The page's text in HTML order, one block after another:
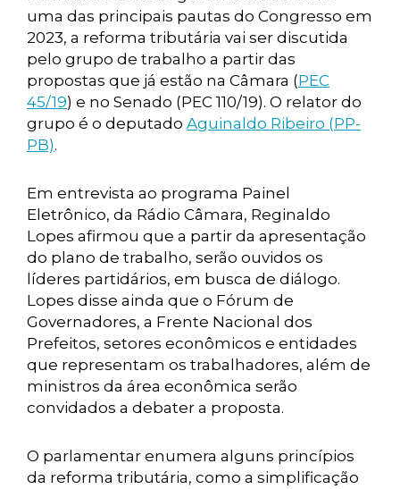
uma das principais pautas do Congresso em
2023, a reforma tributária vai ser discutida
pelo grupo de trabalho a partir das
propostas que já estão na Câmara (PEC
45/19) e no Senado (PEC 110/19). O relator do
grupo é o deputado Aguinaldo Ribeiro (PP-
PB).
Em entrevista ao programa Painel
Eletrônico, da Rádio Câmara, Reginaldo
Lopes afirmou que a partir da apresentação
do plano de trabalho, serão ouvidos os
líderes partidários, em busca de diálogo.
Lopes disse ainda que o Fórum de
Governadores, a Frente Nacional dos
Prefeitos, setores econômicos e entidades
que representam os trabalhadores, além de
ministros da área econômica serão
convidados a debater a proposta.
O parlamentar enumera alguns princípios
da reforma tributária, como a simplificação